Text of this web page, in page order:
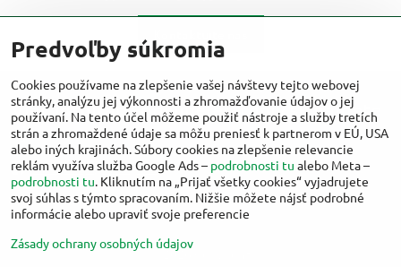
Viac inšpirácií od umelestromy.sk nájdete
aj na:
Facebook Instagram
©2026
Predvoľby súkromia
Cookies používame na zlepšenie vašej návštevy tejto webovej
stránky, analýzu jej výkonnosti a zhromažďovanie údajov o jej
používaní. Na tento účel môžeme použiť nástroje a služby tretích
strán a zhromaždené údaje sa môžu preniesť k partnerom v EÚ, USA
alebo iných krajinách. Súbory cookies na zlepšenie relevancie
reklám využíva služba Google Ads – podrobnosti tu alebo Meta –
podrobnosti tu. Kliknutím na „Prijať všetky cookies“ vyjadrujete
svoj súhlas s týmto spracovaním. Nižšie môžete nájsť podrobné
informácie alebo upraviť svoje preferencie
Zásady ochrany osobných údajov